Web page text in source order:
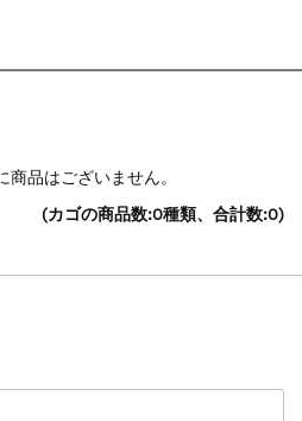
商品はございません。
(カゴの商品数:0種類、合計数:0)